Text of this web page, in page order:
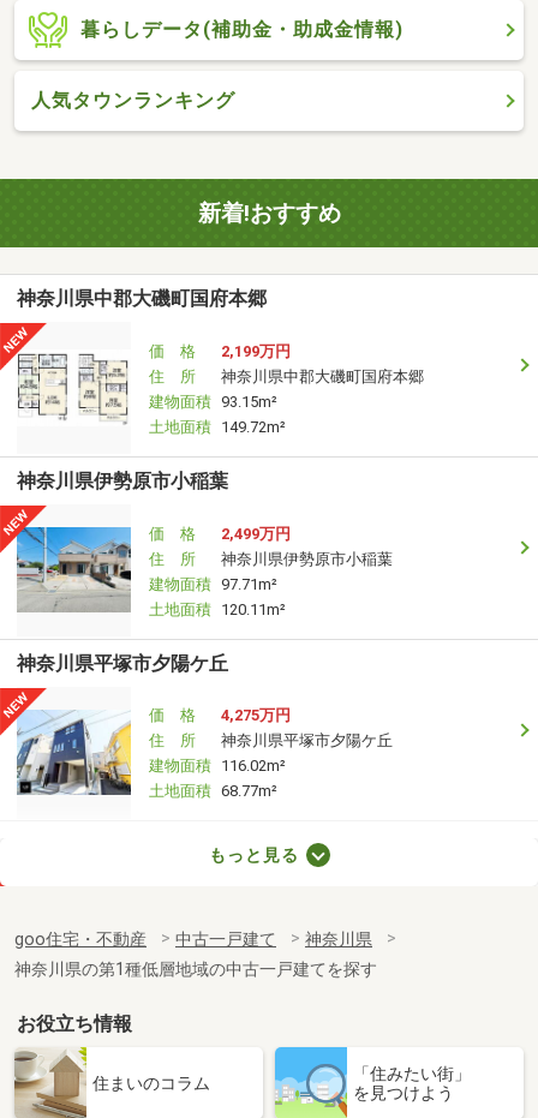
暮らしデータ(補助金・助成金情報)
人気タウンランキング
新着!おすすめ
神奈川県中郡大磯町国府本郷
価 格
2,199万円
住 所
神奈川県中郡大磯町国府本郷
建物面積 93.15m²
土地面積 149.72m²
神奈川県伊勢原市小稲葉
価 格
2,499万円
住 所
神奈川県伊勢原市小稲葉
建物面積 97.71m²
土地面積 120.11m²
神奈川県平塚市夕陽ケ丘
価 格
4,275万円
住 所
神奈川県平塚市夕陽ケ丘
建物面積 116.02m²
土地面積 68.77m²
建物面積 86.53m²
土地面積 108.37m²
神奈川県藤沢市大鋸
価 格
4,199万円
神奈川県藤沢市大鋸
もっと見る
goo住宅・不動産 中古一戸建て
神奈川県
神奈川県の第1種低層地域の中古一戸建てを探す
お役立ち情報
住まいのコラム
「住みたい街」
を見つけよう